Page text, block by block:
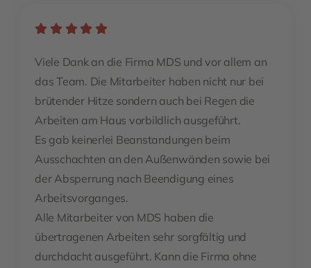
Viele Dank an die Firma MDS und vor allem an
das Team. Die Mitarbeiter haben nicht nur bei
brütender Hitze sondern auch bei Regen die
Arbeiten am Haus vorbildlich ausgeführt.
Es gab keinerlei Beanstandungen beim
Ausschachten an den Außenwänden sowie bei
der Absperrung nach Beendigung eines
Arbeitsvorganges.
Alle Mitarbeiter von MDS haben die
übertragenen Arbeiten sehr sorgfältig und
durchdacht ausgeführt. Kann die Firma ohne